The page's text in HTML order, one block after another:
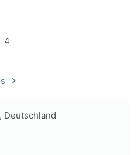
4
Deutschland